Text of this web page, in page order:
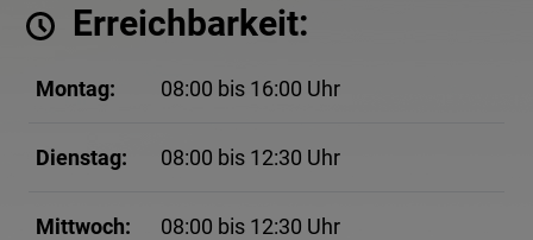
Erreichbarkeit:
Montag: 08:00 bis 16:00 Uhr
Dienstag: 08:00 bis 12:30 Uhr
Mittwoch: 08:00 bis 12:30 Uhr